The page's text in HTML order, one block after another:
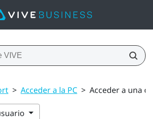
> Acceder a la PC > Acceder a una o